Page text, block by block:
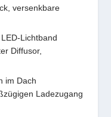
versenkbare
Lichtband
Diffusor,
im Dach
Ladezugang